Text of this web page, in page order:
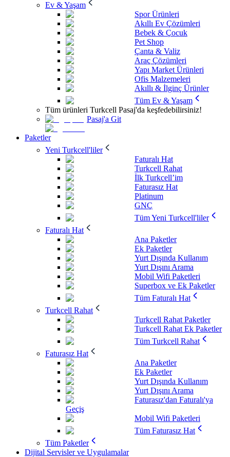
Ev & Yaşam
Spor Ürünleri
Akıllı Ev Çözümleri
Bebek & Çocuk
Pet Shop
Çanta & Valiz
Araç Çözümleri
Yapı Market Ürünleri
Ofis Malzemeleri
Akıllı & İlginç Ürünler
Tüm Ev & Yaşam
Tüm ürünleri Turkcell Pasaj'da keşfedebilirsiniz!
Pasaj'a Git
Paketler
Yeni Turkcell'liler
Faturalı Hat
Turkcell Rahat
İlk Turkcell’im
Faturasız Hat
Platinum
GNÇ
Tüm Yeni Turkcell'liler
Faturalı Hat
Ana Paketler
Ek Paketler
Yurt Dışında Kullanım
Yurt Dışını Arama
Mobil Wifi Paketleri
Superbox ve Ek Paketler
Tüm Faturalı Hat
Turkcell Rahat
Turkcell Rahat Paketler
Turkcell Rahat Ek Paketler
Tüm Turkcell Rahat
Faturasız Hat
Ana Paketler
Ek Paketler
Yurt Dışında Kullanım
Yurt Dışını Arama
Faturasız'dan Faturalı'ya
Geçiş
Mobil Wifi Paketleri
Tüm Faturasız Hat
Tüm Paketler
Dijital Servisler ve Uygulamalar